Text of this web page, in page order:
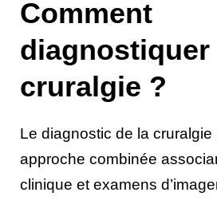
Comment
diagnostiquer
cruralgie ?
Le diagnostic de la
approche combinée
clinique et examens